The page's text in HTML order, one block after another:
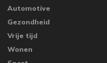
Automotive
Gezondheid
Vrije tijd
Wonen